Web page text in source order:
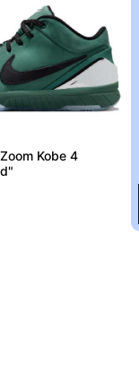
Kobe 4